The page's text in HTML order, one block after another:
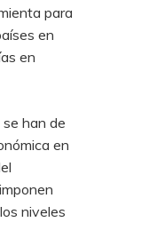
para
en
en
han de
en
niveles